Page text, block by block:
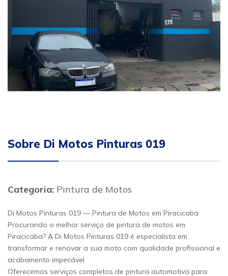
Sobre Di Motos Pinturas 019
Categoria: Pintura de Motos
Di Motos Pinturas 019 — Pintura de Motos em Piracicaba
Procurando o melhor serviço de pintura de motos em
Piracicaba? A Di Motos Pinturas 019 é especialista em
transformar e renovar a sua moto com qualidade profissional e
acabamento impecável.
Oferecemos serviços completos de pintura automotiva para